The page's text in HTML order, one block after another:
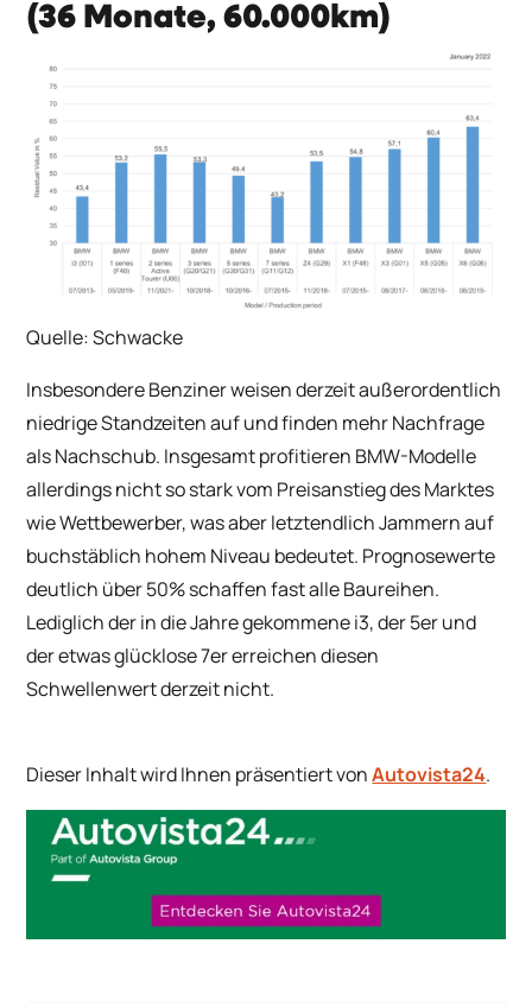
(36 Monate, 60.000km)
Quelle: Schwacke
Insbesondere Benziner weisen derzeit außerordentlich
niedrige Standzeiten auf und finden mehr Nachfrage
als Nachschub. Insgesamt profitieren BMW-Modelle
allerdings nicht so stark vom Preisanstieg des Marktes
wie Wettbewerber, was aber letztendlich Jammern auf
buchstäblich hohem Niveau bedeutet. Prognosewerte
deutlich über 50% schaffen fast alle Baureihen.
Lediglich der in die Jahre gekommene i3, der 5er und
der etwas glücklose 7er erreichen diesen
Schwellenwert derzeit nicht.
Dieser Inhalt wird Ihnen präsentiert vonAutovista24.